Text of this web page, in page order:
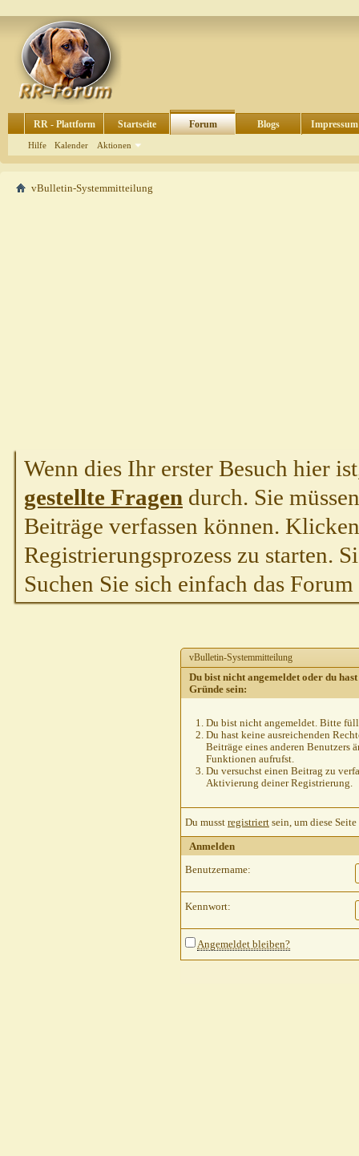
RR - Plattform Startseite Forum
Hilfe Kalender Aktionen
Blogs Impressum
vBulletin-Systemmitteilung
Wenn dies Ihr erster Besuch hier
gestellte Fragen durch. Sie
Beiträge verfassen können.
Registrierungsprozess zu starten.
Suchen Sie sich einfach das
vBulletin-Systemmitteilung
Du bist nicht angemeldet oder du
Gründe sein:
Du bist nicht angemeldet. Bitte
Du hast keine ausreichenden
Beiträge eines anderen Benutzers
Funktionen aufrufst.
Du versuchst einen Beitrag zu
Aktivierung deiner Registrierung.
Du musst registriert sein, um diese
Anmelden
Benutzername:
Kennwort:
Angemeldet bleiben?